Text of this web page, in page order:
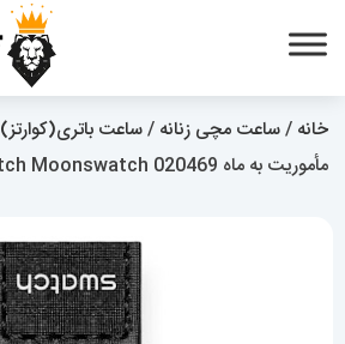
خانه /ساعت مچی زنانه /ساعت باتری(کوارتز)
مأموریت به ماه OmegaSwatch Moonswatch 020469